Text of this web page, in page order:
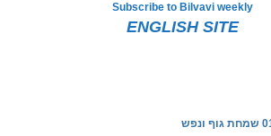
Subscribe to Bilvavi weekly
ENGLISH SITE